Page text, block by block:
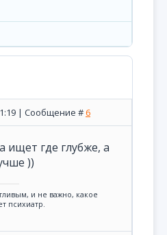
| Сообщение #6
ищет где глубже, а
))
и не важно, какое
психиатр.